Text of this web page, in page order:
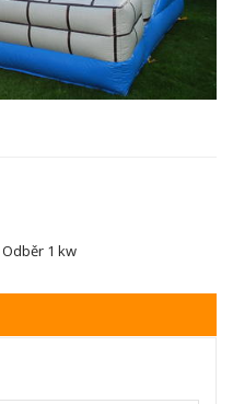
Odběr 1 kw